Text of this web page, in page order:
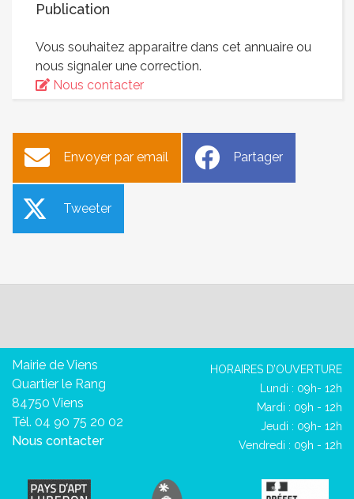
Publication
Vous souhaitez apparaitre dans cet annuaire ou
nous signaler une correction.
Nous contacter
Envoyer par email Partager
Tweeter
Mairie de Viens
Quartier le Rang
84750 Viens
Tél. 04 90 75 20 02
Nous contacter
HORAIRES D’OUVERTURE
Lundi : 09h- 12h
Mardi : 09h - 12h
Jeudi : 09h- 12h
Vendredi : 09h - 12h